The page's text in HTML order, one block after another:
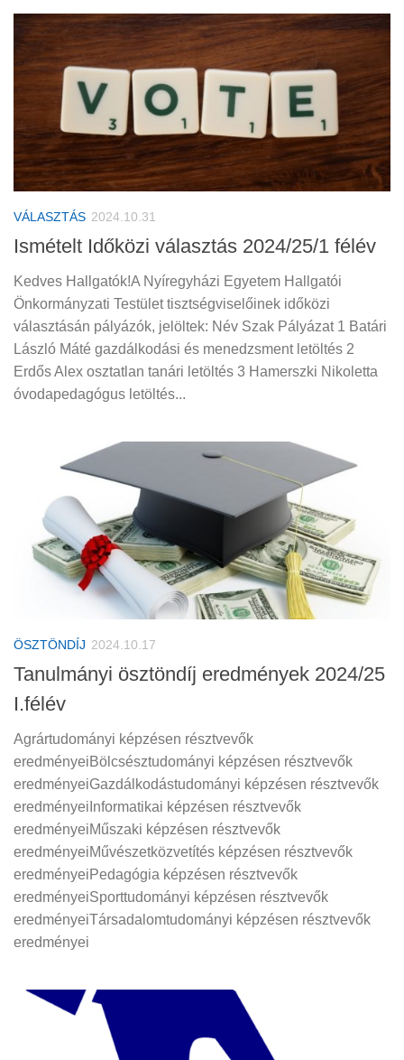
VÁLASZTÁS 2024.10.31
Ismételt Időközi választás 2024/25/1 félév
Kedves Hallgatók!A Nyíregyházi Egyetem Hallgatói
Önkormányzati Testület tisztségviselőinek időközi
választásán pályázók, jelöltek: Név Szak Pályázat 1 Batári
László Máté gazdálkodási és menedzsment letöltés 2
Erdős Alex osztatlan tanári letöltés 3 Hamerszki Nikoletta
óvodapedagógus letöltés...
ÖSZTÖNDÍJ 2024.10.17
Tanulmányi ösztöndíj eredmények 2024/25
I.félév
Agrártudományi képzésen résztvevők
eredményeiBölcsésztudományi képzésen résztvevők
eredményeiGazdálkodástudományi képzésen résztvevők
eredményeiInformatikai képzésen résztvevők
eredményeiMűszaki képzésen résztvevők
eredményeiMűvészetközvetítés képzésen résztvevők
eredményeiPedagógia képzésen résztvevők
eredményeiSporttudományi képzésen résztvevők
eredményeiTársadalomtudományi képzésen résztvevők
eredményei